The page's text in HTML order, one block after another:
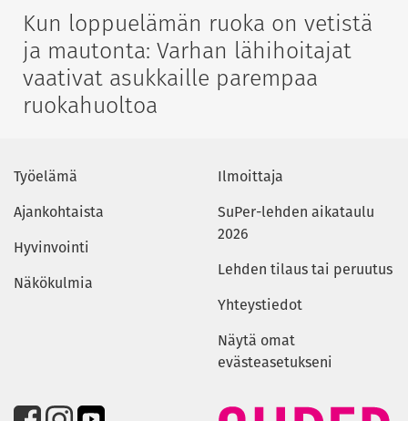
Kun loppuelämän ruoka on vetistä
ja mautonta: Varhan lähihoitajat
vaativat asukkaille parempaa
ruokahuoltoa
Työelämä
Ajankohtaista
Hyvinvointi
Näkökulmia
Ilmoittaja
SuPer-lehden aikataulu
2026
Lehden tilaus tai peruutus
Yhteystiedot
Näytä omat
evästeasetukseni